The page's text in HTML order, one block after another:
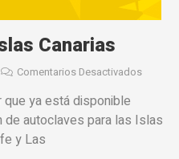
Canarias
Comentarios Desactivados
ya está disponible
autoclaves para las Islas
y Las